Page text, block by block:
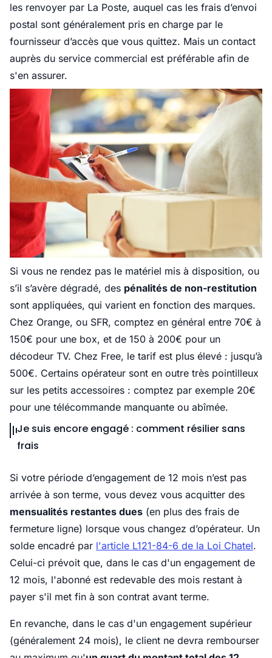
les renvoyer par La Poste, auquel cas les frais d’envoi
postal sont généralement pris en charge par le
fournisseur d’accès que vous quittez. Mais un contact
auprès du service commercial est préférable afin de
s'en assurer.
Si vous ne rendez pas le matériel mis à disposition, ou
s’il s’avère dégradé, des pénalités de non-restitution
sont appliquées, qui varient en fonction des marques.
Chez Orange, ou SFR, comptez en général entre 70€ à
150€ pour une box, et de 150 à 200€ pour un
décodeur TV. Chez Free, le tarif est plus élevé : jusqu’à
500€. Certains opérateur sont en outre très pointilleux
sur les petits accessoires : comptez par exemple 20€
pour une télécommande manquante ou abîmée.
Je suis encore engagé : comment résilier sans
frais
Si votre période d’engagement de 12 mois n’est pas
arrivée à son terme, vous devez vous acquitter des
mensualités restantes dues (en plus des frais de
fermeture ligne) lorsque vous changez d’opérateur. Un
solde encadré par l'article L121-84-6 de la Loi Chatel.
Celui-ci prévoit que, dans le cas d'un engagement de
12 mois, l'abonné est redevable des mois restant à
payer s'il met fin à son contrat avant terme.
En revanche, dans le cas d'un engagement supérieur
(généralement 24 mois), le client ne devra rembourser